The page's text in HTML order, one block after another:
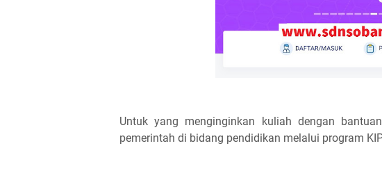
Untuk yang menginginkan kuliah dengan
pemerintah di bidang pendidikan melalui program